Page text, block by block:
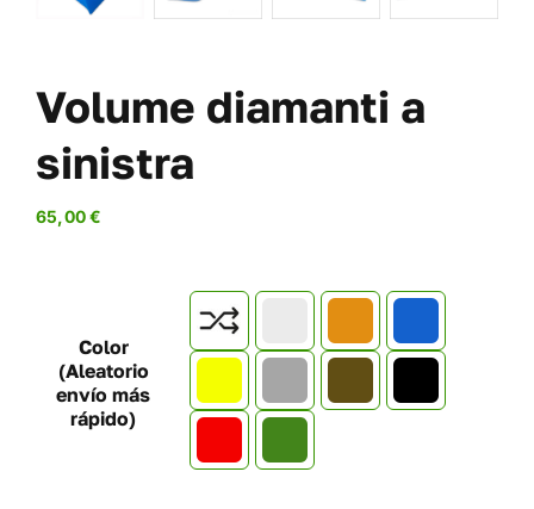
Volume diamanti a
sinistra
65,00€
Color
(Aleatorio
envío más
rápido)